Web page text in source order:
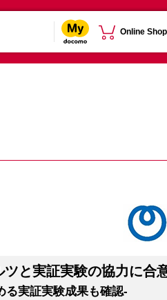
Online Shop
と実証実験の協力に合
る実証実験成果も確認-